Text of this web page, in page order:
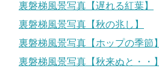
裏磐梯風景写真【遅れる紅葉】
裏磐梯風景写真【秋の兆し】
裏磐梯風景写真【ホップの季節】
裏磐梯風景写真【秋来ぬと・・】